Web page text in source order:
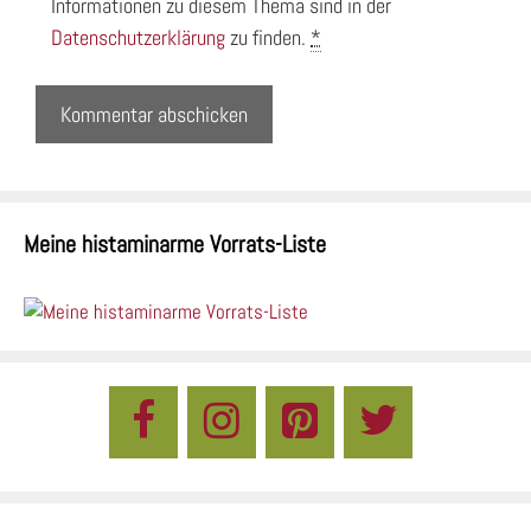
Datenschutzerklärungzu finden. *
Meine histaminarme Vorrats-Liste